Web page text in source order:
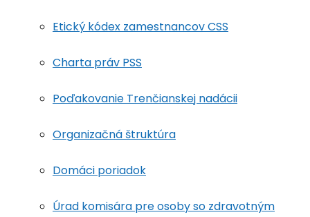
Etický kódex zamestnancov CSS
Charta práv PSS
Poďakovanie Trenčianskej nadácii
Organizačná štruktúra
Domáci poriadok
Úrad komisára pre osoby so zdravotným